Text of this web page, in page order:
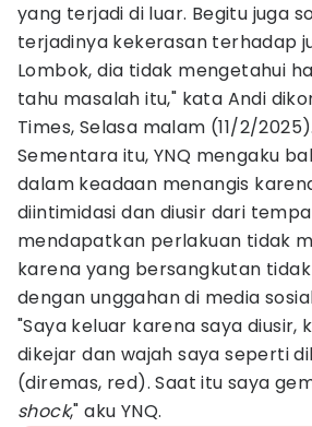
yang terjadi di luar. Begitu juga
terjadinya kekerasan terhadap
Lombok, dia tidak mengetahui
tahu masalah itu," kata Andi
Times, Selasa malam (11/2/2025).
Sementara itu, YNQ mengaku
dalam keadaan menangis
diintimidasi dan diusir dari
mendapatkan perlakuan tidak
karena yang bersangkutan
dengan unggahan di media
"Saya keluar karena saya diusir,
dikejar dan wajah saya seperti
(diremas, red). Saat itu saya
shock," aku YNQ.